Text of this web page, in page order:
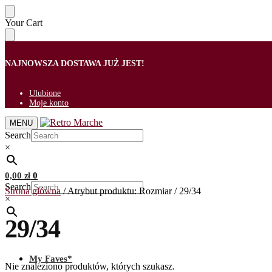
Skip
to
navigation
Skip
to
content
Your Cart
NAJNOWSZA DOSTAWA JUŻ JEST!
Ulubione
Moje konto
MENU
Search
×
0,00 zł 0
Search
×
My Faves*
Strona główna/Atrybut produktu: Rozmiar/ 29/34
29/34
Nie znaleziono produktów, których szukasz.